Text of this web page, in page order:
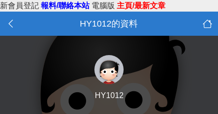
新會員登記 報料/聯絡本站 電腦版 主頁/最新文章
HY1012的資料
HY1012